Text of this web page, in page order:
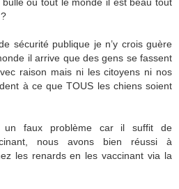
sécurité publique je n’y crois guère
il arrive que des gens se fassent
raison mais ni les citoyens ni nos
à ce que TOUS les chiens soient
faux problème car il suffit de
nous avons bien réussi à
les renards en les vaccinant via la